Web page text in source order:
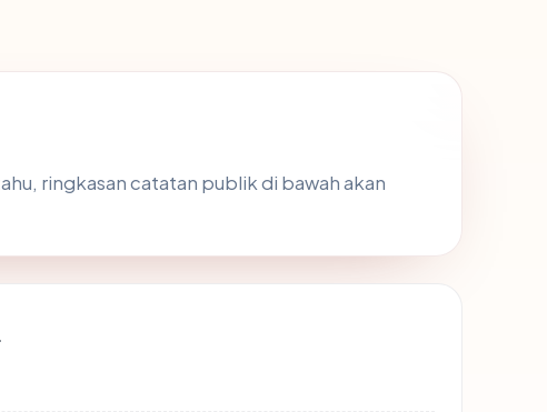
ringkasan catatan publik di bawah akan